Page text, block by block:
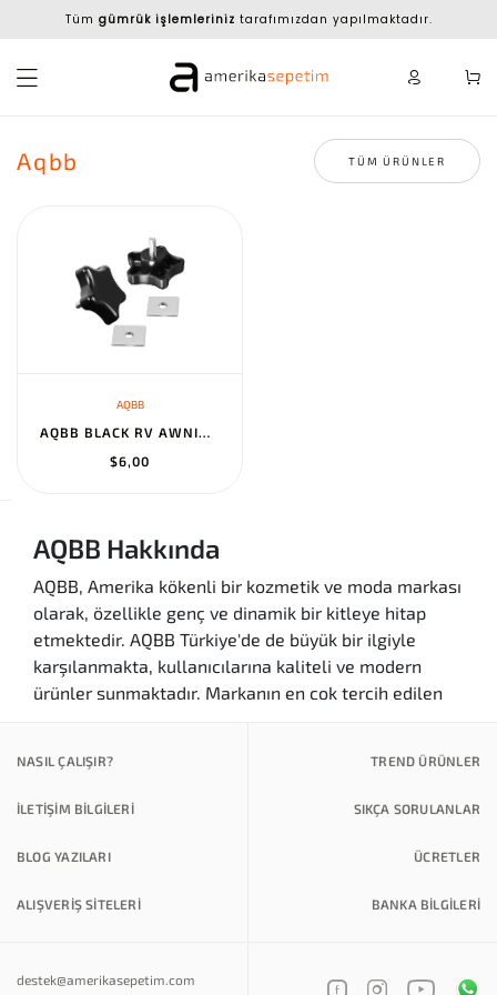
Tüm gümrük işlemleriniz tarafımızdan yapılmaktadır.
Aqbb TÜM ÜRÜNLER
AQBB
AQBB BLACK RV AWNING BRACE KNOB WITH CLAMP FOR CAMPER/RV/MOTORHOM...
$6,00
AQBB Hakkında
AQBB, Amerika kökenli bir kozmetik ve moda markası
olarak, özellikle genç ve dinamik bir kitleye hitap
etmektedir. AQBB Türkiye'de de büyük bir ilgiyle
karşılanmakta, kullanıcılarına kaliteli ve modern
ürünler sunmaktadır. Markanın en çok tercih edilen
kaliteli içerikleri ile dikkat çekmekte ve kullanıcıların
beğenisini kazanmaktadır.
üretilmekte ve kullanıcı memnuniyetini ön
geniş bir ürün yelpazesine sahip olan AQBB,
NASIL ÇALIŞIR? TREND ÜRÜNLER
İLETİŞİM BİLGİLERİ SIKÇA SORULANLAR
BLOG YAZILARI ÜCRETLER
ALIŞVERİŞ SİTELERİ BANKA BILGILERI
destek@amerikasepetim.com